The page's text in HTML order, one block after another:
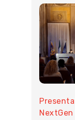
NextGen